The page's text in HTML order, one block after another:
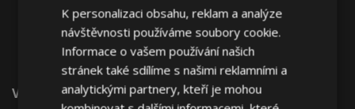
Vítejte Na VTVauto.cz
K personalizaci obsahu, reklam a analýze
návštěvnosti používáme soubory cookie.
Informace o vašem používání našich
stránek také sdílíme s našimi reklamními a
analytickými partnery, kteří je mohou